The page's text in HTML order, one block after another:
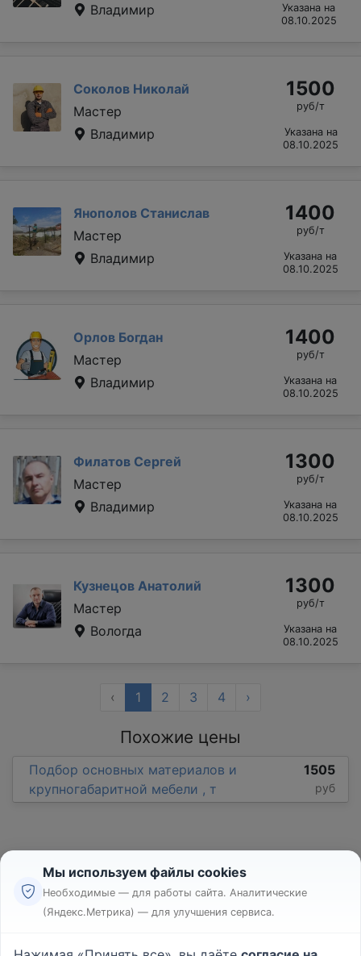
Владимир
Указана на
08.10.2025
Соколов Николай
Мастер
Владимир
1500
руб/т
Указана на
08.10.2025
Янополов Станислав
Мастер
Владимир
1400
руб/т
Указана на
08.10.2025
Орлов Богдан
Мастер
Владимир
1400
руб/т
Указана на
08.10.2025
Филатов Сергей
Мастер
Владимир
1300
руб/т
Указана на
08.10.2025
Кузнецов Анатолий
Мастер
Вологда
1300
руб/т
Указана на
08.10.2025
‹ 1 2 3 4 ›
Похожие цены
Подбор основных материалов и
крупногабаритной мебели , т
1505
руб
Реклама
Мы используем файлы cookies
Необходимые — для работы сайта. Аналитические
(Яндекс.Метрика) — для улучшения сервиса.